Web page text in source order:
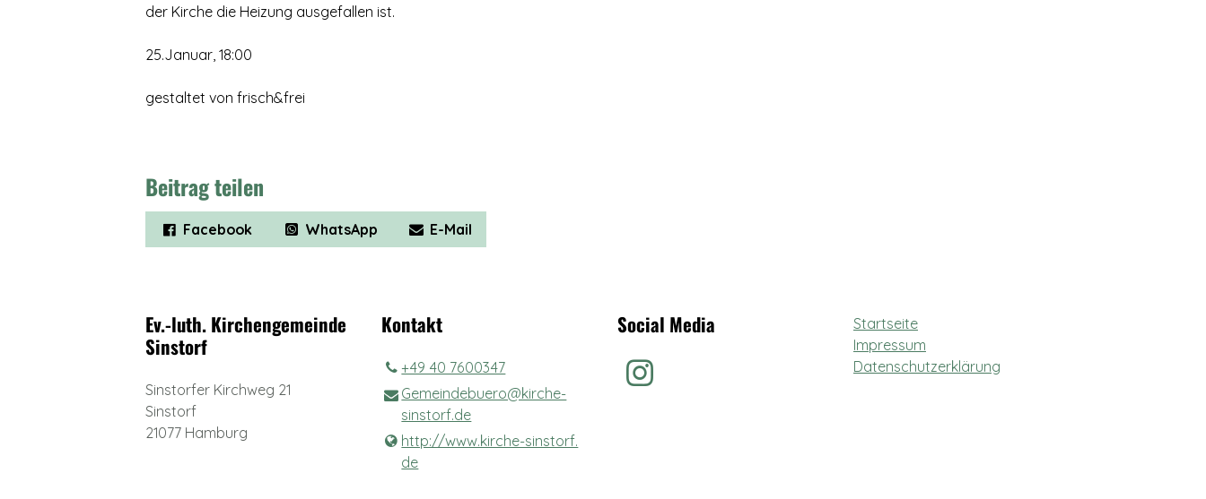
der Kirche die Heizung ausgefallen ist.
25.Januar, 18:00
gestaltet von frisch&frei
Beitrag teilen
Facebook WhatsApp E-Mail
Ev.-luth. Kirchengemeinde
Sinstorf
Sinstorfer Kirchweg 21
Sinstorf
21077 Hamburg
Kontakt
+49 40 7600347
Gemeindebuero@​kirche-
sinstorf.​de
http://www.​kirche-sinstorf.​
de
Social Media
Startseite
Impressum
Datenschutzerklärung